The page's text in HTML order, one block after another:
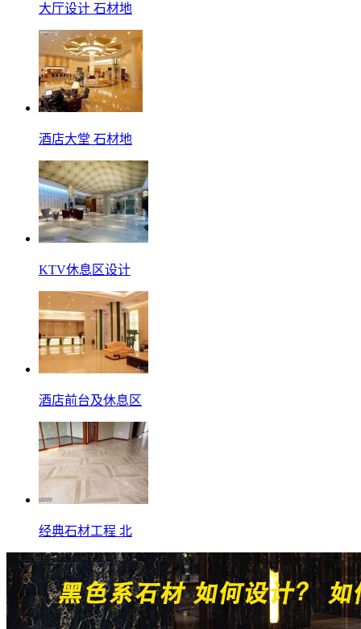
大厅设计 石材地
酒店大堂 石材地
KTV休息区设计
酒店前台及休息区
经典石材工程 北